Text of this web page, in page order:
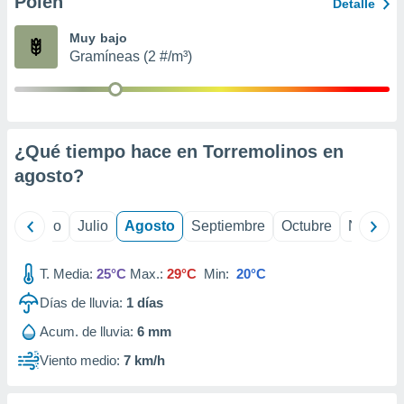
publicidad
1199
Detalle
Muy bajo
Gramíneas (2 #/m³)
¿Qué tiempo hace en Torremolinos en
agosto?
Junio Julio Agosto Septiembre Octubre
T. Media: 25°C Max.: 29°C Min: 20°C
Días de lluvia: 1 días
Acum. de lluvia: 6 mm
Viento medio: 7 km/h